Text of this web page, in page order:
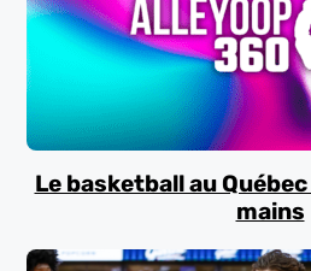
Le basketball au
mains